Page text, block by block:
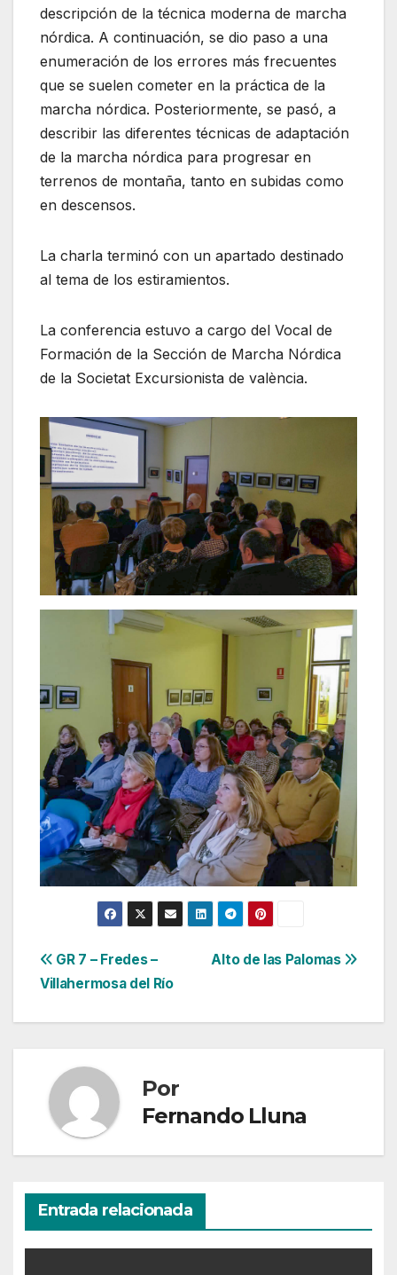
descripción de la técnica moderna de marcha
nórdica. A continuación, se dio paso a una
enumeración de los errores más frecuentes
que se suelen cometer en la práctica de la
marcha nórdica. Posteriormente, se pasó, a
describir las diferentes técnicas de adaptación
de la marcha nórdica para progresar en
terrenos de montaña, tanto en subidas como
en descensos.
La charla terminó con un apartado destinado
al tema de los estiramientos.
La conferencia estuvo a cargo del Vocal de
Formación de la Sección de Marcha Nórdica
de la Societat Excursionista de valència.
Navegación
Alto de las Palomas
GR 7 – Fredes –
Villahermosa del Río
Por
Fernando Lluna
Entrada relacionada